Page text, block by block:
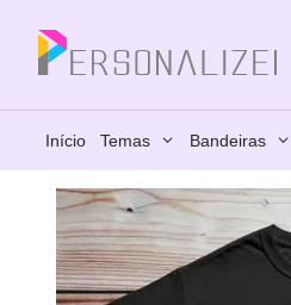
conteúdo
Início Temas Bandeiras